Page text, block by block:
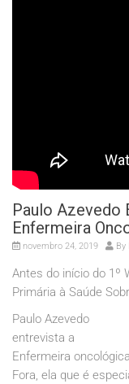
Paulo Azevedo
Enfermeira
novembro 24, 2019 By
Antes do início do 1º
Primária à Saúde
Paulo Azevedo
entrevista a
Enfermeira
Fora, ela que é